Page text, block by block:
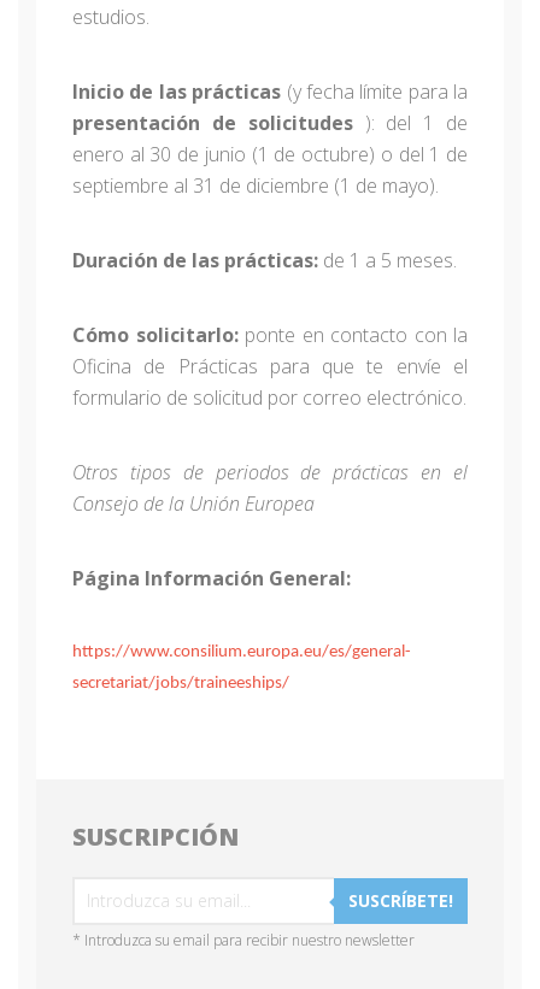
estudios.
Inicio de las prácticas (y fecha límite para la
presentación de solicitudes ): del 1 de
enero al 30 de junio (1 de octubre) o del 1 de
septiembre al 31 de diciembre (1 de mayo).
Duración de las prácticas: de 1 a 5 meses.
Cómo solicitarlo: ponte en contacto con la
Oficina de Prácticas para que te envíe el
formulario de solicitud por correo electrónico.
Otros tipos de periodos de prácticas en el
Consejo de la Unión Europea
Página Información General:
https://www.consilium.europa.eu/es/general-
secretariat/jobs/traineeships/
SUSCRIPCIÓN
SUSCRÍBETE!
* Introduzca su email para recibir nuestro newsletter